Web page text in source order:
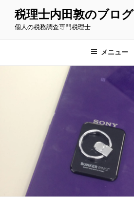
税理士内田敦のブログ
個人の税務調査専門税理士
メニュー